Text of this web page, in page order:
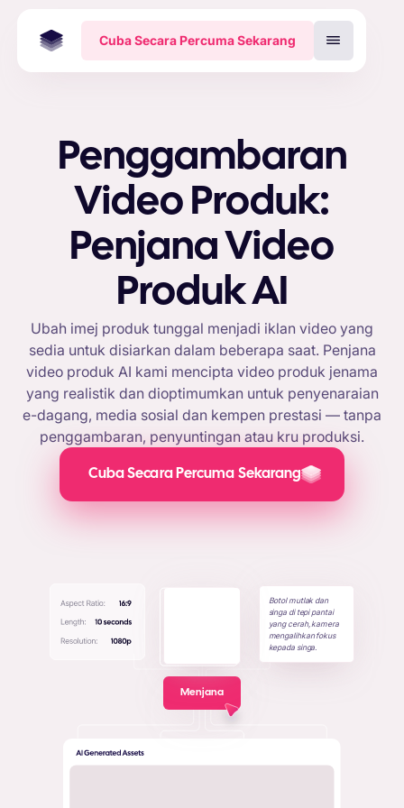
Cuba Secara Percuma Sekarang
Penggambaran
Video Produk:
Penjana Video
Produk AI
Ubah imej produk tunggal menjadi iklan video yang
sedia untuk disiarkan dalam beberapa saat. Penjana
video produk AI kami mencipta video produk jenama
yang realistik dan dioptimumkan untuk penyenaraian
e-dagang, media sosial dan kempen prestasi — tanpa
penggambaran, penyuntingan atau kru produksi.
Cuba Secara Percuma Sekarang
Botol mutlak dan
singa di tepi pantai
yang cerah, kamera
mengalihkan fokus
kepada singa.
Menjana